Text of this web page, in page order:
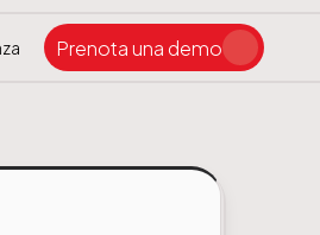
Prenota una demo